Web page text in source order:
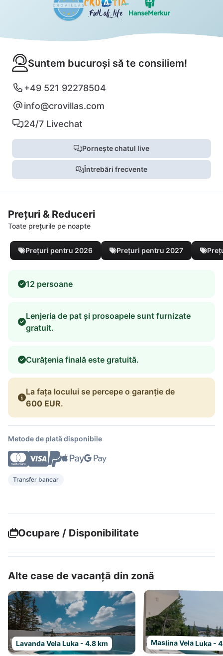
Suntem bucuroși să te consiliem!
+49 521 92278504
info@crovillas.com
24/7 Livechat
Pornește chatul live
Întrebări frecvente
Prețuri & Reduceri
Toate prețurile pe noapte
Prețuri pentru 2026 Prețuri pentru 2027
12 persoane
Lenjeria de pat și prosoapele sunt furnizate
gratuit.
Curățenia finală este gratuită.
La fața locului se percepe o garanție de
600 EUR.
Metode de plată disponibile
Transfer bancar
Ocupare / Disponibilitate
Alte case de vacanță din zonă
Lavanda Vela Luka - 4.8 km Maslina Vela Luka -